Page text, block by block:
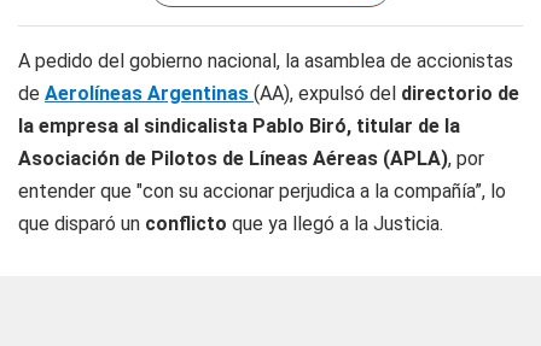
A pedido del gobierno nacional, la asamblea de accionistas
de Aerolíneas Argentinas (AA), expulsó del directorio de
la empresa al sindicalista Pablo Biró, titular de la
Asociación de Pilotos de Líneas Aéreas (APLA), por
entender que "con su accionar perjudica a la compañía”, lo
que disparó un conflicto que ya llegó a la Justicia.